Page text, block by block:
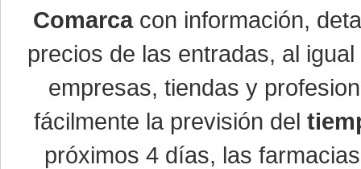
Comarcacon información,
precios de las entradas, al
empresas, tiendas y
fácilmente la previsión del
próximos 4 días, las